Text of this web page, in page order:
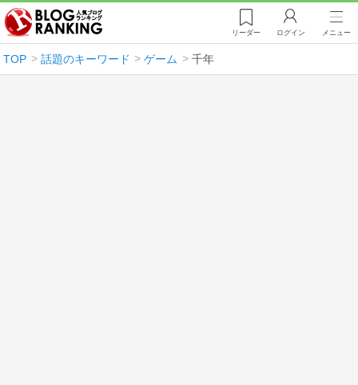
リーダー ログイン メニュー
TOP 話題のキーワード ゲーム 千年